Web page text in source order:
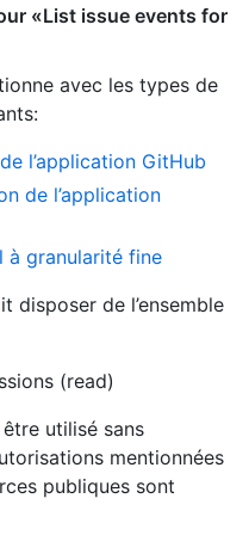
«List issue events for
avec les types de
:
l’application GitHub
de l’application
à granularité fine
disposer de l’ensemble
(read)
utilisé sans
mentionnées
publiques sont